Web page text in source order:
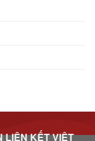
LIÊN KẾT VIỆT